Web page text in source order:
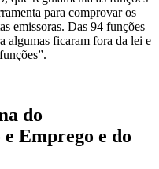
para comprovar os
emissoras. Das 94 funções
algumas ficaram fora da lei e
do
Emprego e do